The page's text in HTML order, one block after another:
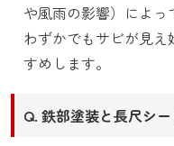
や風雨の影響）によっ
わずかでもサビが見
すめします。
Q. 鉄部塗装と長尺シ